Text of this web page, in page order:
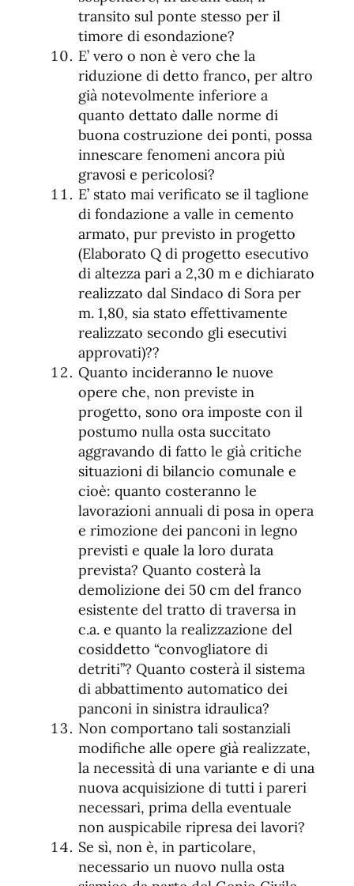
transito sul ponte stesso per il
timore di esondazione?
E’ vero o non è vero che la
riduzione di detto franco, per altro
già notevolmente inferiore a
quanto dettato dalle norme di
buona costruzione dei ponti, possa
innescare fenomeni ancora più
gravosi e pericolosi?
E’ stato mai verificato se il taglione
di fondazione a valle in cemento
armato, pur previsto in progetto
(Elaborato Q di progetto esecutivo
di altezza pari a 2,30 m e dichiarato
realizzato dal Sindaco di Sora per
m. 1,80, sia stato effettivamente
realizzato secondo gli esecutivi
approvati)??
Quanto incideranno le nuove
opere che, non previste in
progetto, sono ora imposte con il
postumo nulla osta succitato
aggravando di fatto le già critiche
situazioni di bilancio comunale e
cioè: quanto costeranno le
lavorazioni annuali di posa in opera
e rimozione dei panconi in legno
previsti e quale la loro durata
prevista? Quanto costerà la
demolizione dei 50 cm del franco
esistente del tratto di traversa in
c.a. e quanto la realizzazione del
cosiddetto “convogliatore di
detriti”? Quanto costerà il sistema
di abbattimento automatico dei
panconi in sinistra idraulica?
Non comportano tali sostanziali
modifiche alle opere già realizzate,
la necessità di una variante e di una
nuova acquisizione di tutti i pareri
necessari, prima della eventuale
non auspicabile ripresa dei lavori?
Se sì, non è, in particolare,
necessario un nuovo nulla osta